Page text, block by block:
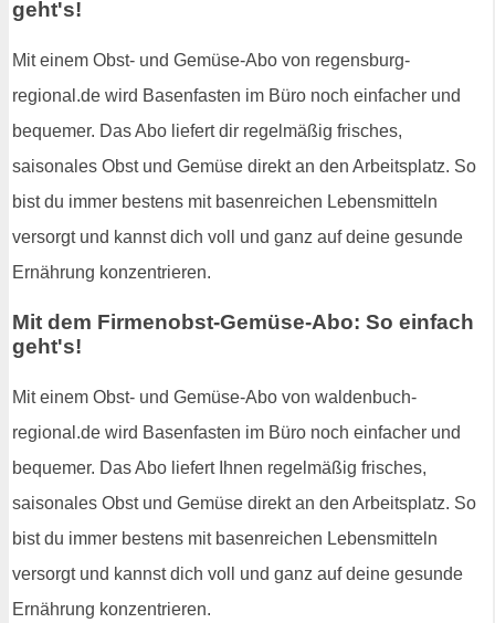
geht's!
Mit einem Obst- und Gemüse-Abo von regensburg-
regional.de wird Basenfasten im Büro noch einfacher und
bequemer. Das Abo liefert dir regelmäßig frisches,
saisonales Obst und Gemüse direkt an den Arbeitsplatz. So
bist du immer bestens mit basenreichen Lebensmitteln
versorgt und kannst dich voll und ganz auf deine gesunde
Ernährung konzentrieren.
Mit dem Firmenobst-Gemüse-Abo: So einfach
geht's!
Mit einem Obst- und Gemüse-Abo von waldenbuch-
regional.de wird Basenfasten im Büro noch einfacher und
bequemer. Das Abo liefert Ihnen regelmäßig frisches,
saisonales Obst und Gemüse direkt an den Arbeitsplatz. So
bist du immer bestens mit basenreichen Lebensmitteln
versorgt und kannst dich voll und ganz auf deine gesunde
Ernährung konzentrieren.